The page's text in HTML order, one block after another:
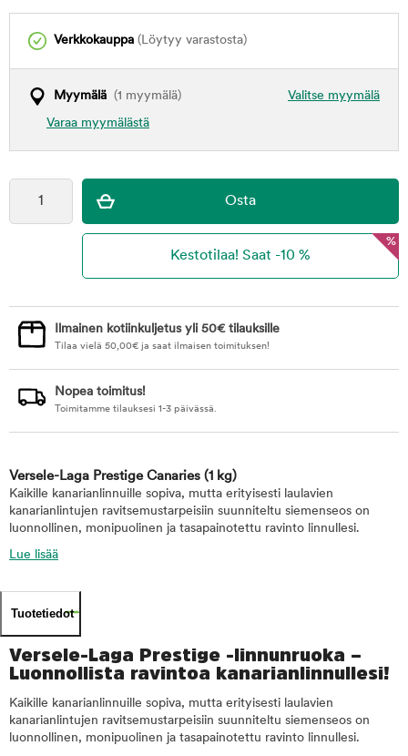
Verkkokauppa (Löytyy varastosta)
Valitse myymälä
Myymälä (1 myymälä)
Varaa myymälästä
%
Ilmainen kotiinkuljetus yli 50€ tilauksille
Tilaa vielä 50,00€ ja saat ilmaisen toimituksen!
Nopea toimitus!
Toimitamme tilauksesi 1-3 päivässä.
Versele-Laga Prestige Canaries (1 kg)
Kaikille kanarianlinnuille sopiva, mutta erityisesti laulavien
kanarianlintujen ravitsemustarpeisiin suunniteltu siemenseos on
luonnollinen, monipuolinen ja tasapainotettu ravinto linnullesi.
Lue lisää
Tuotetiedot
Versele-Laga Prestige -linnunruoka –
Luonnollista ravintoa kanarianlinnullesi!
Kaikille kanarianlinnuille sopiva, mutta erityisesti laulavien
kanarianlintujen ravitsemustarpeisiin suunniteltu siemenseos on
luonnollinen, monipuolinen ja tasapainotettu ravinto linnullesi.